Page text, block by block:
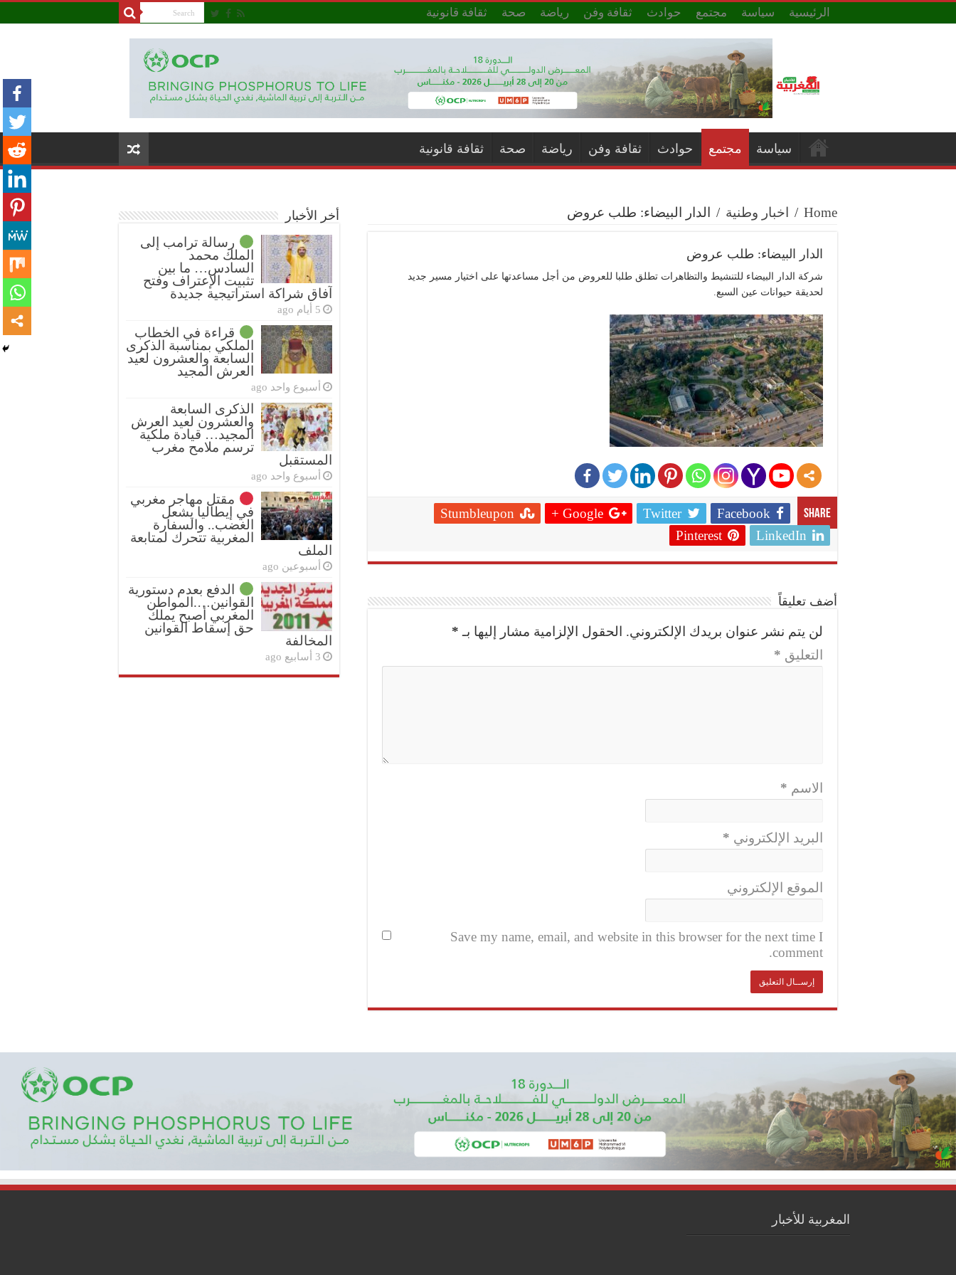
الرئيسية سياسة مجتمع حوادث ثقافة وفن رياضة صحة ثقافة قانونية
سياسة مجتمع حوادث ثقافة وفن رياضة صحة ثقافة قانونية
Home
/ اخبار وطنية / الدار البيضاء: طلب عروض
الدار البيضاء: طلب عروض
شركة الدار البيضاء للتنشيط والتظاهرات تطلق طلبا للعروض من أجل مساعدتها على اختيار مسير جديد
لحديقة حيوانات عين السبع.
Share
Facebook
Twitter
Google +
Stumbleupon
LinkedIn
Pinterest
أضف تعليقاً
لن يتم نشر عنوان بريدك الإلكتروني. الحقول الإلزامية مشار إليها بـ *
التعليق *
الاسم *
البريد الإلكتروني *
الموقع الإلكتروني
Save my name, email, and website in this browser for the next time I
comment.
أخر الأخبار
رسالة ترامب إلى
الملك محمد
السادس… ما بين
تثبيت الإعتراف وفتح
آفاق شراكة استراتيجية جديدة
5 أيام ago
قراءة في الخطاب
الملكي بمناسبة الذكرى
السابعة والعشرون لعيد
العرش المجيد
أسبوع واحد ago
الذكرى السابعة
والعشرون لعيد العرش
المجيد… قيادة ملكية
ترسم ملامح مغرب
المستقبل
أسبوع واحد ago
مقتل مهاجر مغربي
في إيطاليا يشعل
الغضب.. والسفارة
المغربية تتحرك لمتابعة
الملف
أسبوعين ago
الدفع بعدم دستورية
القوانين….المواطن
المغربي أصبح يملك
حق إسقاط القوانين
المخالفة
3 أسابيع ago
المغربية للأخبار